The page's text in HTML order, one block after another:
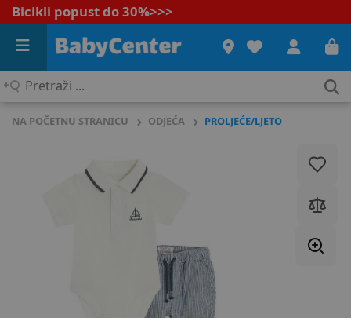
Bicikli popust do 30%>>>
Pretraži
NA POČETNU STRANICU ODJEĆA PROLJEĆE/LJETO